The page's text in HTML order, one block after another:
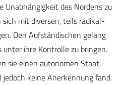
Unabhängigkeit des Nordens zu
mit diversen, teils radikal-
Den Aufständischen gelang
unter ihre Kontrolle zu bringen.
sie einen autonomen Staat,
jedoch keine Anerkennung fand.